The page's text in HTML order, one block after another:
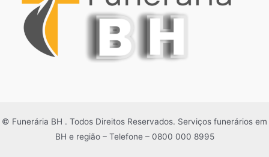
© Funerária BH . Todos Direitos Reservados. Serviços funerários em
BH e região – Telefone – 0800 000 8995